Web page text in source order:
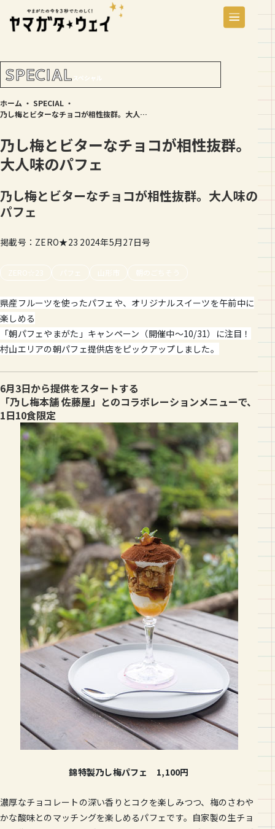
SPECIAL スペシャル
ホーム ・ SPECIAL ・
乃し梅とビターなチョコが相性抜群。大人味のパフェ
乃し梅とビターなチョコが相性抜群。
大人味のパフェ
乃し梅とビターなチョコが相性抜群。大人味の
パフェ
掲載号：ZERO★23 2024年5月27日号
ZERO☆23 パフェ 山形市 朝のごちそう
県産フルーツを使ったパフェや、オリジナルスイーツを午前中に
楽しめる
「朝パフェやまがた」キャンペーン（開催中〜10/31）に注目！
村山エリアの朝パフェ提供店をピックアップしました。
6月3日から提供をスタートする
「乃し梅本舗 佐藤屋」とのコラボレーションメニューで、
1日10食限定
錦特製乃し梅パフェ 1,100円
濃厚なチョコレートの深い香りとコクを楽しみつつ、梅のさわや
かな酸味とのマッチングを楽しめるパフェです。自家製の生チョ